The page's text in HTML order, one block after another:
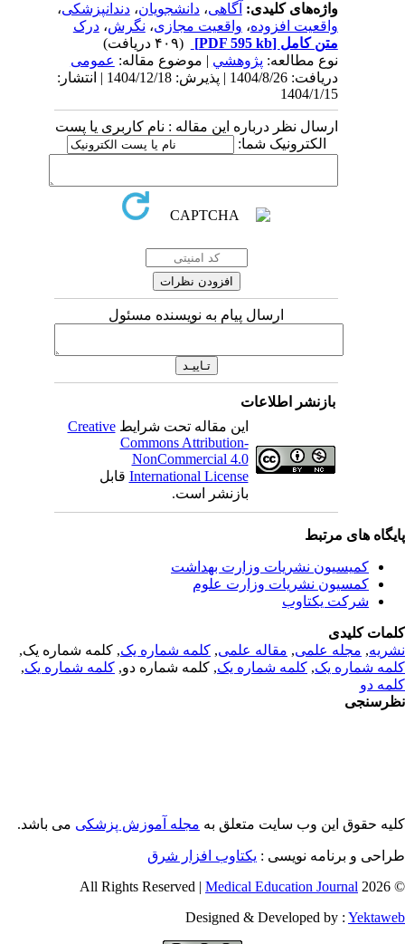
واژه‌های کلیدی:آگاهی،دانشجویان،دندانپزشکی،
واقعیت افزوده،واقعیت مجازی،نگرش،درک
متن کامل[PDF 595 kb]
نوع مطالعه:پژوهشي| موضوع مقاله:عمومى
دریافت: 1404/8/26 | پذیرش: 1404/12/18 | انتشار:
1404/1/15
ارسال نظر درباره این مقاله : نام کاربری یا پست
الکترونیک شما:
ارسال پیام به نویسنده مسئول
بازنشر اطلاعات
این مقاله تحت شرایطCreative
Commons Attribution-
NonCommercial 4.0
International Licenseقابل
بازنشر است.
های مرتبط
کمیسیون نشریات وزارت بهداشت
کمسیون نشریات وزارت علوم
شرکت یکتاوب
کلیدی
,مجله علمی, مقاله علمی, کلمه شماره یک, کلمه شماره یک,
شماره یک,کلمه شماره یک, کلمه شماره دو,کلمه شماره یک,
دو
حقوق این وب سایت متعلق بهمجله آموزش پزشکیمی باشد.
و برنامه نویسی : یکتاوب افزار شرق
©
Medical Education Journal
Designed & Developed by :